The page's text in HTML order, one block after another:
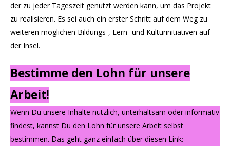
der zu jeder Tageszeit genutzt werden kann, um das Projekt
zu realisieren. Es sei auch ein erster Schritt auf dem Weg zu
weiteren möglichen Bildungs-, Lern- und Kulturinitiativen auf
der Insel.
Bestimme den Lohn für unsere
Arbeit!
Wenn Du unsere Inhalte nützlich, unterhaltsam oder informativ
findest, kannst Du den Lohn für unsere Arbeit selbst
bestimmen. Das geht ganz einfach über diesen Link: